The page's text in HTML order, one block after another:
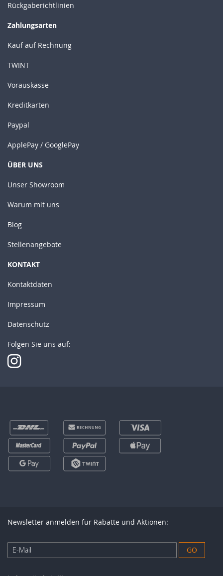
Rückgaberichtlinien
Zahlungsarten
Kauf auf Rechnung
TWINT
Vorauskasse
Kreditkarten
Paypal
ApplePay / GooglePay
ÜBER UNS
Unser Showroom
Warum mit uns
Blog
Stellenangebote
KONTAKT
Kontaktdaten
Impressum
Datenschutz
Folgen Sie uns auf:
Newsletter anmelden für Rabatte und Aktionen:
Anmeldung
zum
GO